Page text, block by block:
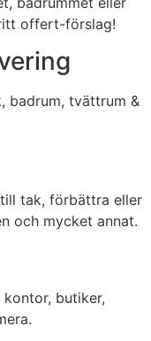
offert-förslag!
badrum, tvättrum &
tak, förbättra eller
och mycket annat.
butiker,